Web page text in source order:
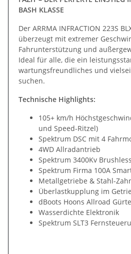
BASH KLASSE
Der ARRMA INFRACTION 223S
überzeugt mit extremer
Fahrunterstützung und
Ideal für alle, die ein
wartungsfreundliches und
suchen.
Technische Highlights:
105+ km/h
und Speed-Ritzel)
Spektrum DSC mit 4
4WD Allradantrieb
Spektrum 3400Kv
Spektrum Firma 100A
Metallgetriebe & Stahl-
Überlastkupplung im
dBoots Hoons Allroad
Wasserdichte Elektronik
Spektrum SLT3